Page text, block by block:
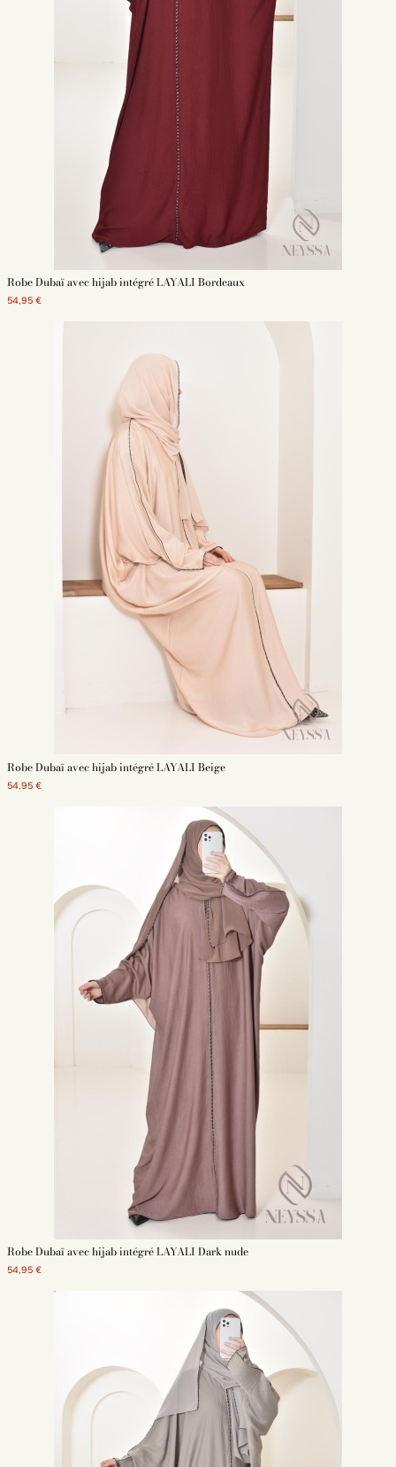
Robe Dubaï avec hijab intégré LAYALI Bordeaux
54,95 €
Robe Dubaï avec hijab intégré LAYALI Beige
54,95 €
Robe Dubaï avec hijab intégré LAYALI Dark nude
54,95 €